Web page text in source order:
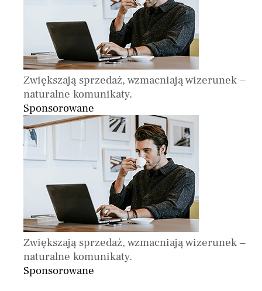
Zwiększają sprzedaż, wzmacniają wizerunek –
naturalne komunikaty.
Sponsorowane
Zwiększają sprzedaż, wzmacniają wizerunek –
naturalne komunikaty.
Sponsorowane